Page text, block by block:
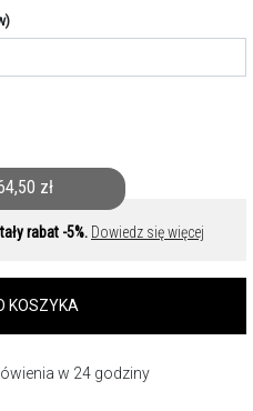
zł
rabat -5%. Dowiedz się więcej
KOSZYKA
w 24 godziny